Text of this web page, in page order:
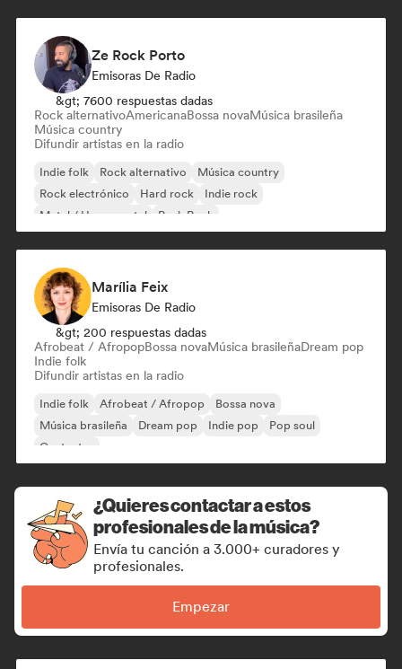
Ze Rock Porto
Emisoras De Radio
&gt; 7600 respuestas dadas
Rock alternativoAmericanaBossa novaMúsica brasileña
Música country
Difundir artistas en la radio
Indie folk Rock alternativo
Música country
Rock electrónico
Hard rock
Indie rock
Metal / Heavy metal
Punk Rock
Marília Feix
Emisoras De Radio
&gt; 200 respuestas dadas
Afrobeat / AfropopBossa novaMúsica brasileñaDream pop
Indie folk
Difundir artistas en la radio
Indie folk Afrobeat / Afropop
Bossa nova
Música brasileña
Dream pop Indie pop
Pop soul
Cantautor
¿Quieres contactar a estos
profesionales de la música?
Envía tu canción a 3.000+ curadores y
profesionales.
Empezar